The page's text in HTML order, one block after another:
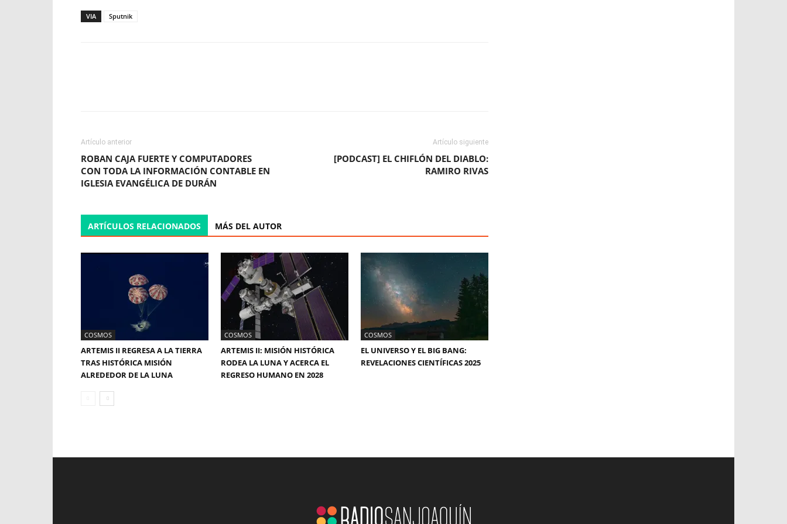
VIA Sputnik
Artículo anterior
ROBAN CAJA FUERTE Y COMPUTADORES
CON TODA LA INFORMACIÓN CONTABLE EN
IGLESIA EVANGÉLICA DE DURÁN
Artículo siguiente
[PODCAST] EL CHIFLÓN DEL DIABLO:
RAMIRO RIVAS
ARTÍCULOS RELACIONADOS MÁS DEL AUTOR
COSMOS
ARTEMIS II REGRESA A LA TIERRA
TRAS HISTÓRICA MISIÓN
ALREDEDOR DE LA LUNA
COSMOS
ARTEMIS II: MISIÓN HISTÓRICA
RODEA LA LUNA Y ACERCA EL
REGRESO HUMANO EN 2028
COSMOS
EL UNIVERSO Y EL BIG BANG:
REVELACIONES CIENTÍFICAS 2025